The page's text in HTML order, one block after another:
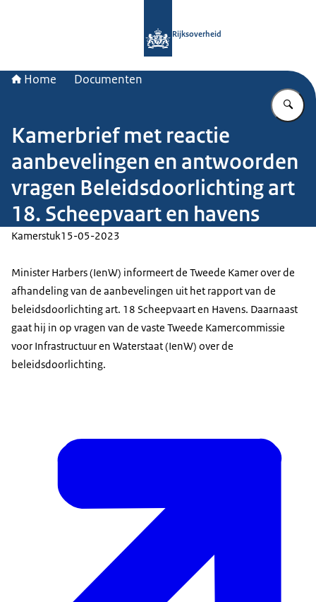
Rijksoverheid
Home Documenten
Kamerbrief met reactie
aanbevelingen en antwoorden
vragen Beleidsdoorlichting art
18. Scheepvaart en havens
Kamerstuk15-05-2023
Minister Harbers (IenW) informeert de Tweede Kamer over de
afhandeling van de aanbevelingen uit het rapport van de
beleidsdoorlichting art. 18 Scheepvaart en Havens. Daarnaast
gaat hij in op vragen van de vaste Tweede Kamercommissie
voor Infrastructuur en Waterstaat (IenW) over de
beleidsdoorlichting.